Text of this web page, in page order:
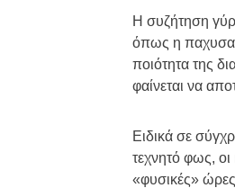
Η συζήτηση
όπως η
ποιότητα της
φαίνεται να
Ειδικά σε
τεχνητό φως,
«φυσικές»